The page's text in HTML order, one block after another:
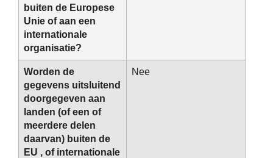
buiten de Europese
Unie of aan een
internationale
organisatie?
Worden de
gegevens uitsluitend
doorgegeven aan
landen (of een of
meerdere delen
daarvan) buiten de
EU , of internationale
Nee